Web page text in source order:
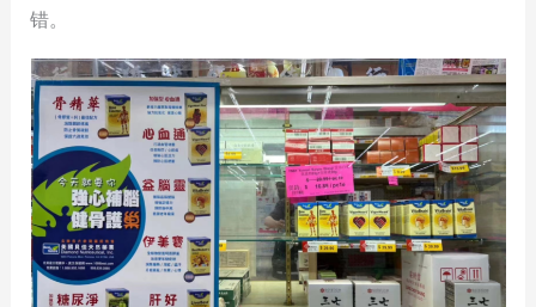
错。